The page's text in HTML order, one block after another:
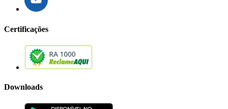
Certificações
Downloads